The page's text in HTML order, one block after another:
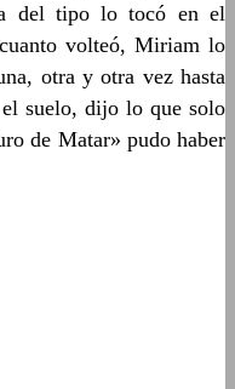
del tipo lo tocó en el
volteó, Miriam lo
otra y otra vez hasta
suelo, dijo lo que solo
de Matar» pudo haber